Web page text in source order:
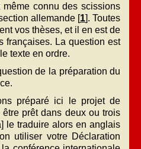
connu des scissions
allemande [1]. Toutes
vos thèses, et il en est de
françaises. La question est
texte en ordre.
de la préparation du
préparé ici le projet de
prêt dans deux ou trois
le traduire alors en anglais
utiliser votre Déclaration